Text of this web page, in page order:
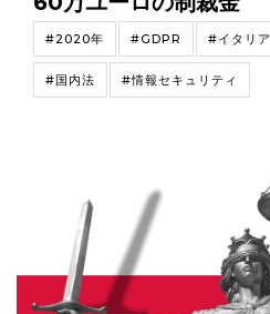
#2020年 #GDPR #イタリア
#国内法 #情報セキュリティ